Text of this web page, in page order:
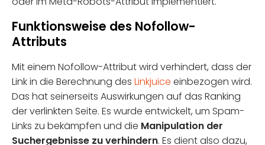
Funktionsweise des Nofollow-
Attributs
Mit einem Nofollow-Attribut wird verhindert, dass der
Link in die Berechnung des Linkjuice einbezogen wird.
Das hat seinerseits Auswirkungen auf das Ranking
der verlinkten Seite. Es wurde entwickelt, um Spam-
Links zu bekämpfen und die Manipulation der
Suchergebnisse zu verhindern. Es dient also dazu,